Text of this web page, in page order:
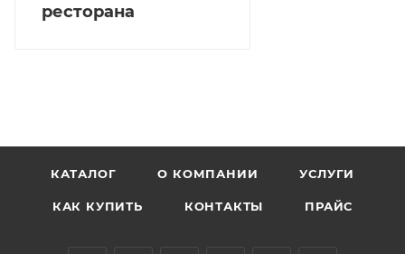
ресторана
КАТАЛОГ О КОМПАНИИ УСЛУГИ
КАК КУПИТЬ КОНТАКТЫ ПРАЙС